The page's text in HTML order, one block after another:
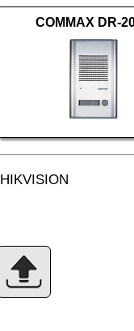
COMMAX DR-
HIKVISION